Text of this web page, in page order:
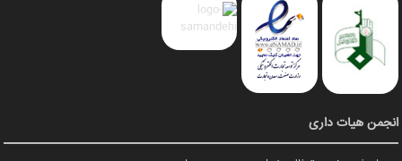
انجمن هیات داری